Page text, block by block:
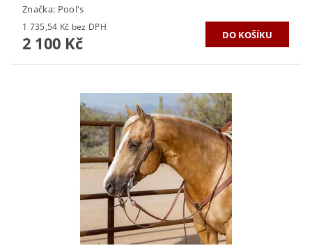
Značka: Pool's
1 735,54 Kč bez DPH
2 100 Kč